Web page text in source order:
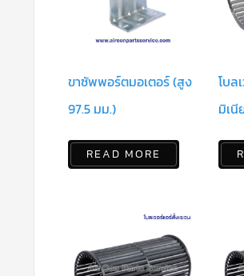
ขาซัพพอร์ตมอเตอร์ (สูง
97.5 มม.)
READ MORE
โบล
มิเ